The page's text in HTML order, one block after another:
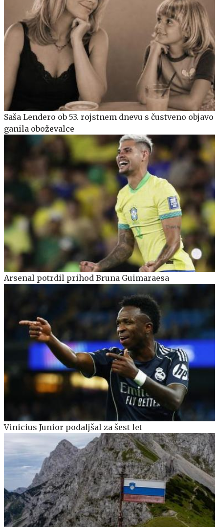
Saša Lendero ob 53. rojstnem dnevu s čustveno objavo
ganila oboževalce
Arsenal potrdil prihod Bruna Guimaraesa
Vinicius Junior podaljšal za šest let